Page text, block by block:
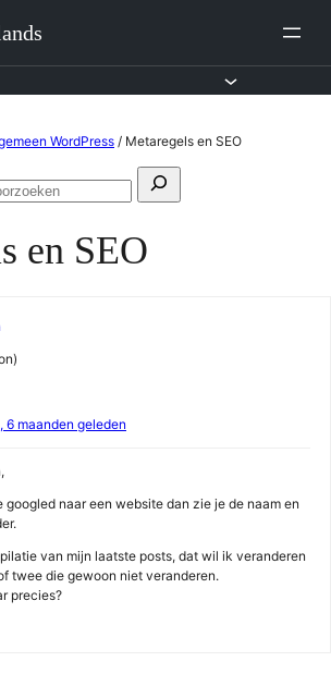
WordPress/ Metaregels en SEO
Forums
en SEO
6 maanden geleden
googled naar een website dan zie je de naam en
van mijn laatste posts, dat wil ik veranderen
twee die gewoon niet veranderen.
precies?